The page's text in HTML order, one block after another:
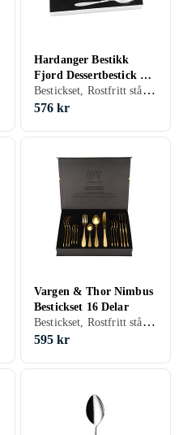
Hardanger Bestikk
Fjord Dessertbestick 7
Delar
Bestickset, Rostfritt stål, 7 st, Tål maskindisk
576 kr
Vargen & Thor Nimbus
Bestickset 16 Delar
Bestickset, Rostfritt stål, 16 st, Tål maskindisk
595 kr